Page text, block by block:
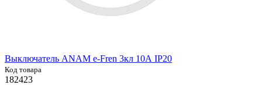
Выключатель ANAM e-Fren 3кл 10А IP20
Код товара
182423